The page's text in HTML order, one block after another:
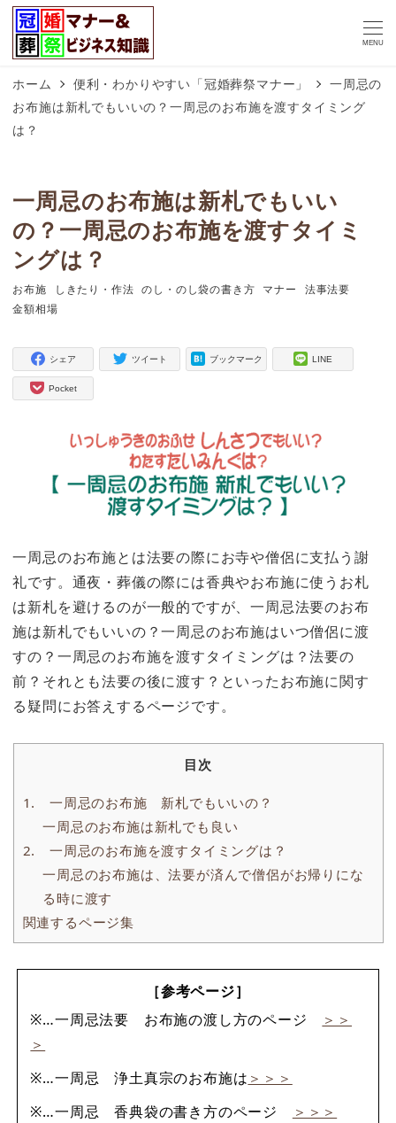
MENU
ホーム 便利・わかりやすい「冠婚葬祭マナー」
一周忌の
お布施は新札でもいいの？一周忌のお布施を渡すタイミング
は？
一周忌のお布施は新札でもいい
の？一周忌のお布施を渡すタイミ
ングは？
タグ
お布施
タグ
しきたり・作法
タグ
のし・のし袋の書き方
タグ
マナー
タグ
法事法要
タグ
金額相場
シェア ツイート ブックマーク LINE
Pocket
一周忌のお布施とは法要の際にお寺や僧侶に支払う謝
礼です。通夜・葬儀の際には香典やお布施に使うお札
は新札を避けるのが一般的ですが、一周忌法要のお布
施は新札でもいいの？一周忌のお布施はいつ僧侶に渡
すの？一周忌のお布施を渡すタイミングは？法要の
前？それとも法要の後に渡す？といったお布施に関す
る疑問にお答えするページです。
目次
1. 一周忌のお布施 新札でもいいの？
一周忌のお布施は新札でも良い
2. 一周忌のお布施を渡すタイミングは？
一周忌のお布施は、法要が済んで僧侶がお帰りにな
る時に渡す
関連するページ集
［参考ページ］
※…一周忌法要 お布施の渡し方のページ
＞＞
＞
※…一周忌 浄土真宗のお布施は ＞＞＞
※…一周忌 香典袋の書き方のページ
＞＞＞